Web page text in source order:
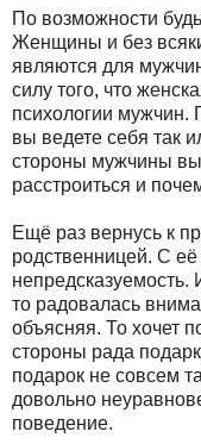
По возможности
Женщины и без
являются для
силу того, что
психологии мужчин.
вы ведете себя так
стороны мужчины вы
расстроиться и
Ещё раз вернусь к
родственницей. С
то радовалась
объясняя. То хочет
стороны рада
подарок не совсем
довольно
поведение.